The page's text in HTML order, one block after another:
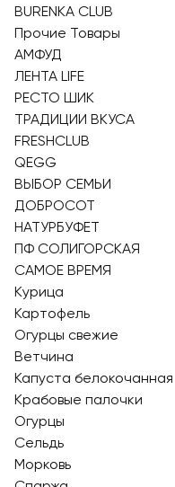
BURENKA CLUB
Прочие Товары
АМФУД
ЛЕНТА LIFE
РЕСТО ШИК
ТРАДИЦИИ ВКУСА
FRESHCLUB
QEGG
ВЫБОР СЕМЬИ
ДОБРОСОТ
НАТУРБУФЕТ
ПФ СОЛИГОРСКАЯ
САМОЕ ВРЕМЯ
Курица
Картофель
Огурцы свежие
Ветчина
Капуста белокочанная
Крабовые палочки
Огурцы
Сельдь
Морковь